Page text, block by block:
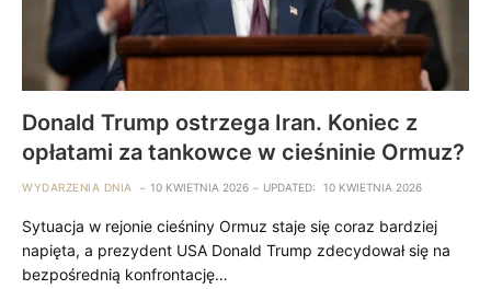
Donald Trump ostrzega Iran. Koniec z
opłatami za tankowce w cieśninie Ormuz?
WYDARZENIA DNIA 10 KWIETNIA 2026 UPDATED: 10 KWIETNIA 2026
Sytuacja w rejonie cieśniny Ormuz staje się coraz bardziej
napięta, a prezydent USA Donald Trump zdecydował się na
bezpośrednią konfrontację…